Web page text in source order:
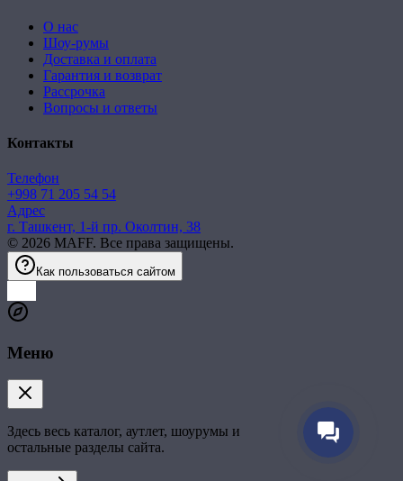
О нас
Шоу-румы
Доставка и оплата
Гарантия и возврат
Рассрочка
Вопросы и ответы
Контакты
Телефон
+998 71 205 54 54
Адрес
г. Ташкент, 1-й пр. Околтин, 38
© 2026 MAFF. Все права защищены.
Как пользоваться сайтом
Меню
Здесь весь каталог, аутлет, шоурумы и
остальные разделы сайта.